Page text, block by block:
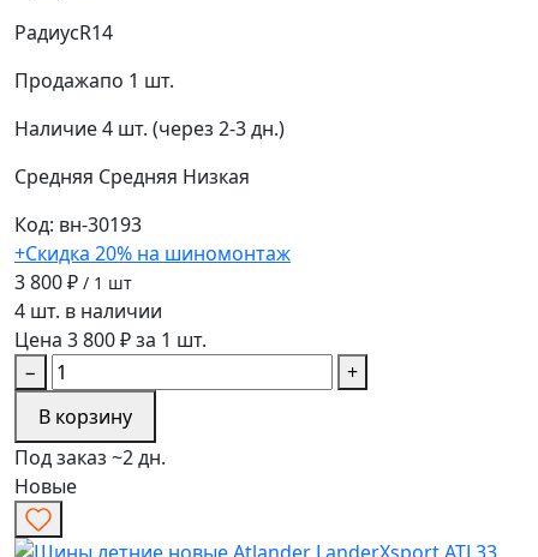
РадиусR14
Продажапо 1 шт.
Наличие4 шт. (через 2-3 дн.)
Средняя Средняя Низкая
Код: вн-30193
+Скидка 20% на шиномонтаж
3 800 ₽ / 1 шт
4 шт. в наличии
Цена 3 800 ₽ за 1 шт.
−
+
В корзину
Под заказ ~2 дн.
Новые